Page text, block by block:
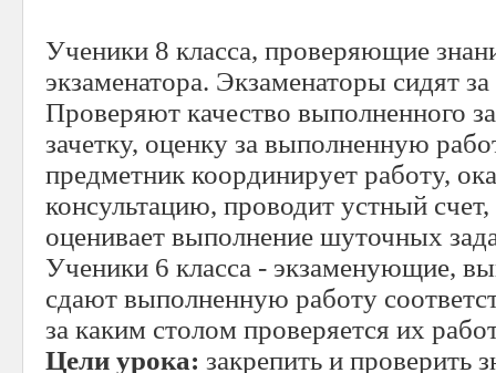
Ученики 8 класса, проверяющие
экзаменатора. Экзаменаторы сидят
Проверяют качество выполненного
зачетку, оценку за выполненную
предметник координирует работу,
консультацию, проводит устный
оценивает выполнение шуточных
Ученики 6 класса - экзаменующие,
сдают выполненную работу
за каким столом проверяется их
Цели урока: закрепить и проверить